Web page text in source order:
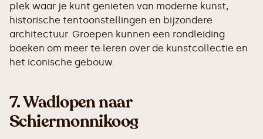
plek waar je kunt genieten van moderne kunst,
historische tentoonstellingen en bijzondere
architectuur. Groepen kunnen een rondleiding
boeken om meer te leren over de kunstcollectie en
het iconische gebouw.
7.Wadlopen naar
Schiermonnikoog